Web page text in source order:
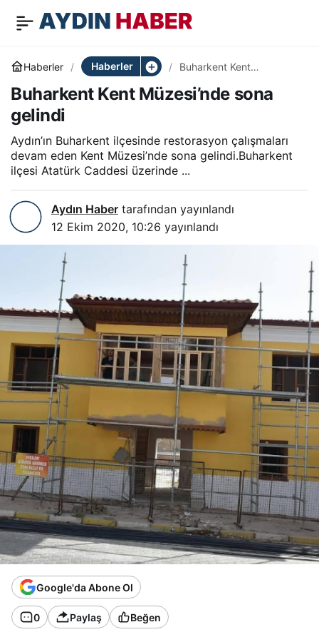
Haberler Haberler
Buharkent Kent
Buharkent Kent Müzesi’nde sona
gelindi
Aydın’ın Buharkent ilçesinde restorasyon çalışmaları
devam eden Kent Müzesi’nde sona gelindi.Buharkent
ilçesi Atatürk Caddesi üzerinde ...
Aydın Haber tarafından yayınlandı
12 Ekim 2020, 10:26 yayınlandı
Google'da Abone Ol
0 Paylaş Beğen
Buharkent Kent
Müzesi’nde sona gelindi